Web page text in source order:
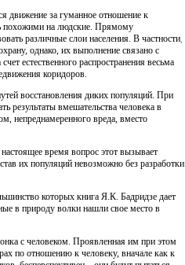
движение за гуманное отношение к
похожими на людские. Прямому
различные слои населения. В частности,
однако, их выполнение связано с
естественного распространения весьма
коридоров.
восстановления диких популяций. При
результаты вмешательства человека в
непреднамеренного вреда, вместо
время вопрос этот вызывает
их популяций невозможно без разработки
которых книга Я.К. Бадридзе дает
в природу волки нашли свое место в
с человеком. Проявленная им при этом
по отношению к человеку, вначале как к